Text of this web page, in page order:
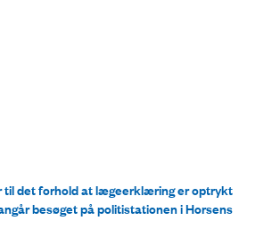
til det forhold at lægeerklæring er optrykt
besøget på politistationen i Horsens